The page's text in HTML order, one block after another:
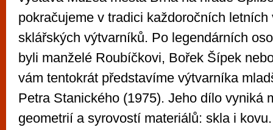
pokračujeme v tradici každoročních
sklářských výtvarníků. Po legendárních
byli manželé Roubíčkovi, Bořek Šípek
vám tentokrát představíme výtvarníka
Petra Stanického (1975). Jeho dílo vyniká
geometrií a syrovostí materiálů: skla i